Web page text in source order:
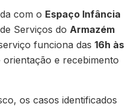
com o Espaço Infância
Serviços do Armazém
funciona das 16h às
e recebimento
os casos identificados